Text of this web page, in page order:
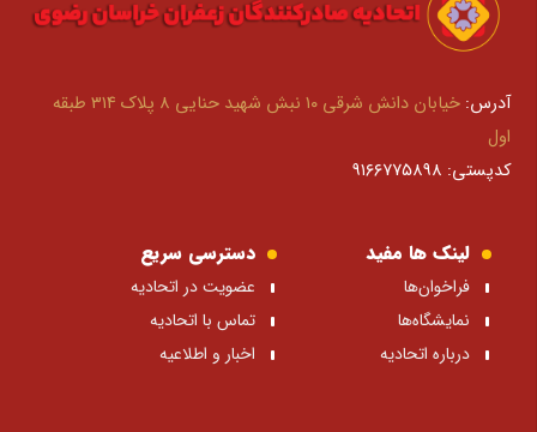
آدرس:
خیابان دانش شرقی ۱۰ نبش شهید حنایی ۸ پلاک ۳۱۴ طبقه
اول
کدپستی: ۹۱۶۶۷۷۵۸۹۸
لینک ها مفید
فراخوان‌ها
نمایشگاه‌ها
درباره اتحادیه
دسترسی سریع
عضویت در اتحادیه
تماس با اتحادیه
اخبار و اطلاعیه